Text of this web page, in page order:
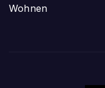
Wohnen